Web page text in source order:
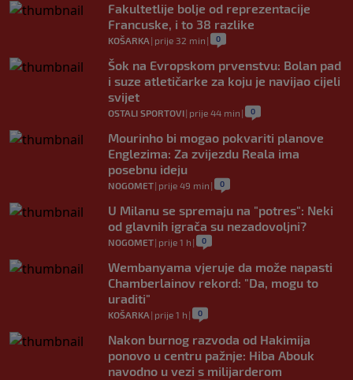
Fakultetlije bolje od reprezentacije
Francuske, i to 38 razlike
KOŠARKA | prije 32 min | 0
Šok na Evropskom prvenstvu: Bolan pad
i suze atletičarke za koju je navijao cijeli
svijet
OSTALI SPORTOVI| prije 44 min | 0
Mourinho bi mogao pokvariti planove
Englezima: Za zvijezdu Reala ima
posebnu ideju
NOGOMET| prije 49 min | 0
U Milanu se spremaju na "potres": Neki
od glavnih igrača su nezadovoljni?
NOGOMET| prije 1 h | 0
Wembanyama vjeruje da može napasti
Chamberlainov rekord: "Da, mogu to
uraditi"
KOŠARKA | prije 1 h | 0
Nakon burnog razvoda od Hakimija
ponovo u centru pažnje: Hiba Abouk
navodno u vezi s milijarderom